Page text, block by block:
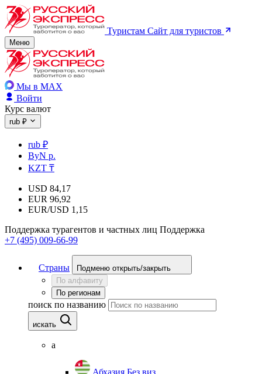
Туристам Сайт для туристов
Меню
Мы в MAX
Войти
Курс валют
rub ₽
rub ₽
ByN р.
KZT ₸
USD 84,17
EUR 96,92
EUR/USD 1,15
Поддержка турагентов и частных лиц Поддержка
+7 (495) 009-66-99
Страны
Подменю открыть/закрыть
По алфавиту
По регионам
поиск по названию
искать
а
Абхазия Без виз